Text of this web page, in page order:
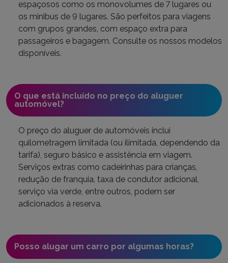
espaçosos como os monovolumes de 7 lugares ou
os minibus de 9 lugares. São perfeitos para viagens
com grupos grandes, com espaço extra para
passageiros e bagagem. Consulte os nossos modelos
disponíveis.
O que está incluído no preço do aluguer
automóvel?
O preço do aluguer de automóveis inclui
quilometragem limitada (ou ilimitada, dependendo da
tarifa), seguro básico e assistência em viagem.
Serviços extras como cadeirinhas para crianças,
redução de franquia, taxa de condutor adicional,
serviço via verde, entre outros, podem ser
adicionados à reserva.
Posso alugar um carro por algumas horas?